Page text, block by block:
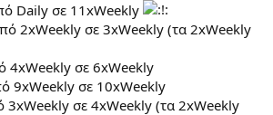
Daily σε 11xWeekly
2xWeekly σε 3xWeekly (τα 2xWeekly
4xWeekly σε 6xWeekly
9xWeekly σε 10xWeekly
3xWeekly σε 4xWeekly (τα 2xWeekly